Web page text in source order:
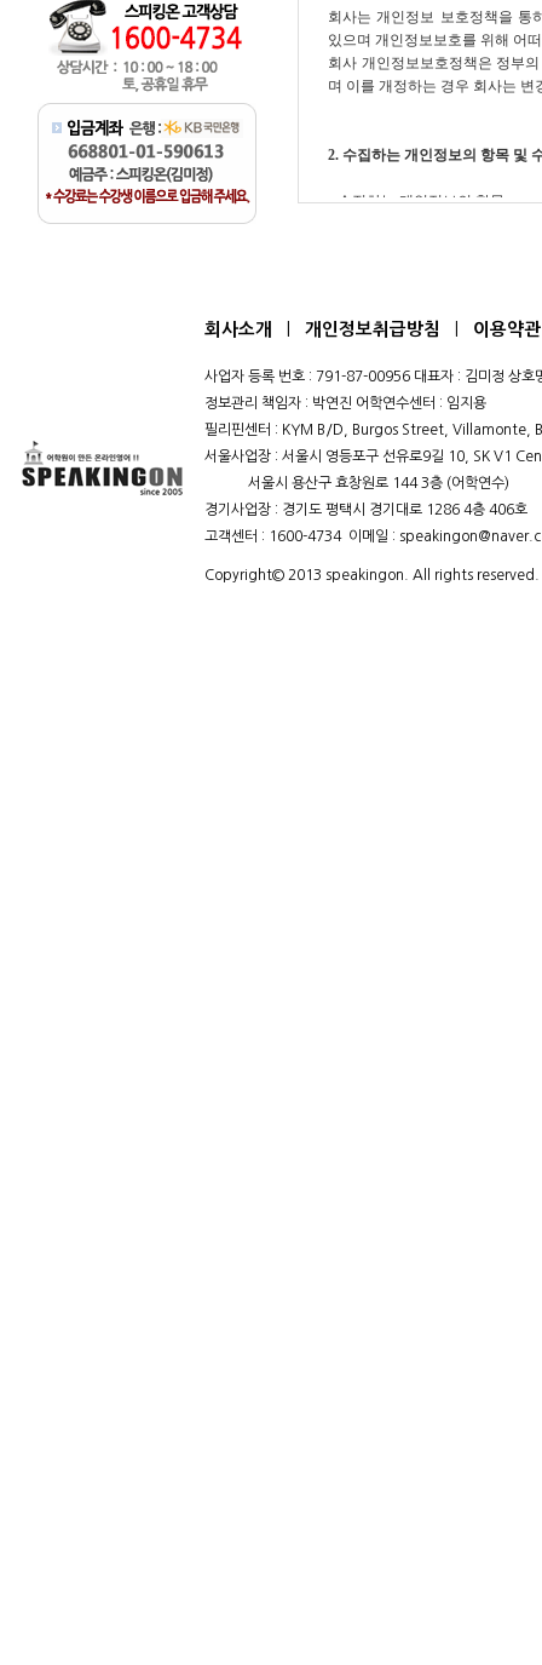
회사소개 개인정보취급방침 이용약관
사업자 등록 번호 : 791-87-00956 대표자 : 김미정 상호
정보관리 책임자 : 박연진 어학연수센터 : 임지용
필리핀센터 : KYM B/D, Burgos Street, Villamonte,
서울사업장 : 서울시 영등포구 선유로9길 10, SK V1
서울시 용산구 효창원로 144 3층 (어학연수)
경기사업장 : 경기도 평택시 경기대로 1286 4층 406호
고객센터 : 1600-4734 이메일 :
Copyright© 2013 speakingon. All rights reserved.